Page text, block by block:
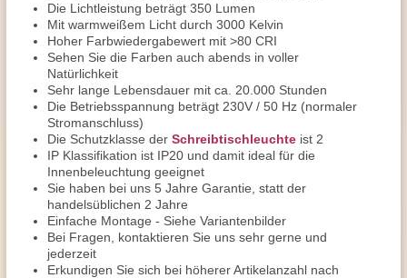
Die Lichtleistung beträgt 350 Lumen
Mit warmweißem Licht durch 3000 Kelvin
Hoher Farbwiedergabewert mit >80 CRI
Sehen Sie die Farben auch abends in voller
Natürlichkeit
Sehr lange Lebensdauer mit ca. 20.000 Stunden
Die Betriebsspannung beträgt 230V / 50 Hz (normaler
Stromanschluss)
Die Schutzklasse der Schreibtischleuchte ist 2
IP Klassifikation ist IP20 und damit ideal für die
Innenbeleuchtung geeignet
Sie haben bei uns 5 Jahre Garantie, statt der
handelsüblichen 2 Jahre
Einfache Montage - Siehe Variantenbilder
Bei Fragen, kontaktieren Sie uns sehr gerne und
jederzeit
Erkundigen Sie sich bei höherer Artikelanzahl nach